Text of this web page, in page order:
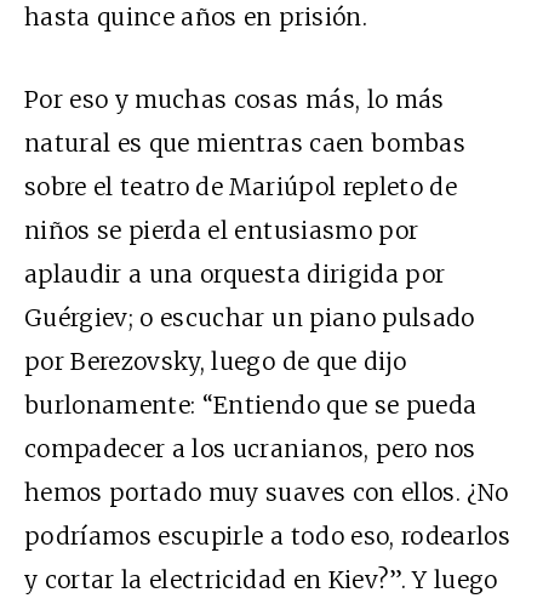
hasta quince años en prisión.
Por eso y muchas cosas más, lo más
natural es que mientras caen bombas
sobre el teatro de Mariúpol repleto de
niños se pierda el entusiasmo por
aplaudir a una orquesta dirigida por
Guérgiev; o escuchar un piano pulsado
por Berezovsky, luego de que dijo
burlonamente: “Entiendo que se pueda
compadecer a los ucranianos, pero nos
hemos portado muy suaves con ellos. ¿No
podríamos escupirle a todo eso, rodearlos
y cortar la electricidad en Kiev?”. Y luego